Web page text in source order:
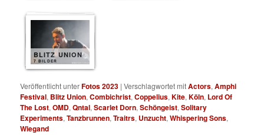
BLITZ UNION
7 BILDER
Veröffentlicht unterFotos 2023 |Verschlagwortet mitActors,Amphi
Festival, Blitz Union,Combichrist,Coppelius,Kite,Köln, Lord Of
The Lost,OMD,Qntal,Scarlet Dorn,Schöngeist,Solitary
Experiments,Tanzbrunnen,Traitrs, Unzucht,Whispering Sons,
Wiegand